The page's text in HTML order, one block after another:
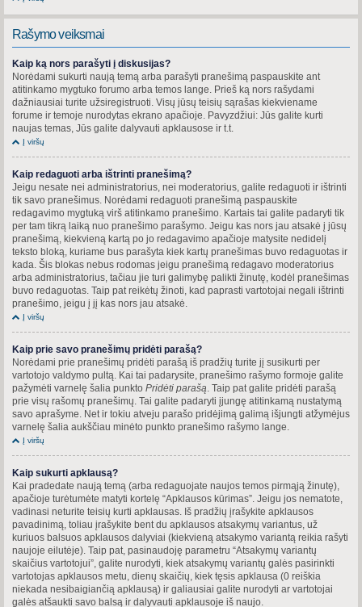
Rašymo veiksmai
Kaip ką nors parašyti į diskusijas?
Norėdami sukurti naują temą arba parašyti pranešimą paspauskite ant
atitinkamo mygtuko forumo arba temos lange. Prieš ką nors rašydami
dažniausiai turite užsiregistruoti. Visų jūsų teisių sąrašas kiekviename
forume ir temoje nurodytas ekrano apačioje. Pavyzdžiui: Jūs galite kurti
naujas temas, Jūs galite dalyvauti apklausose ir t.t.
Į viršų
Kaip redaguoti arba ištrinti pranešimą?
Jeigu nesate nei administratorius, nei moderatorius, galite redaguoti ir ištrinti
tik savo pranešimus. Norėdami redaguoti pranešimą paspauskite
redagavimo mygtuką virš atitinkamo pranešimo. Kartais tai galite padaryti tik
per tam tikrą laiką nuo pranešimo parašymo. Jeigu kas nors jau atsakė į jūsų
pranešimą, kiekvieną kartą po jo redagavimo apačioje matysite nedidelį
teksto bloką, kuriame bus parašyta kiek kartų pranešimas buvo redaguotas ir
kada. Šis blokas nebus rodomas jeigu pranešimą redagavo moderatorius
arba administratorius, tačiau jie turi galimybę palikti žinutę, kodėl pranešimas
buvo redaguotas. Taip pat reikėtų žinoti, kad paprasti vartotojai negali ištrinti
pranešimo, jeigu į jį kas nors jau atsakė.
Į viršų
Kaip prie savo pranešimų pridėti parašą?
Norėdami prie pranešimų pridėti parašą iš pradžių turite jį susikurti per
vartotojo valdymo pultą. Kai tai padarysite, pranešimo rašymo formoje galite
pažymėti varnelę šalia punkto Pridėti parašą . Taip pat galite pridėti parašą
prie visų rašomų pranešimų. Tai galite padaryti įjungę atitinkamą nustatymą
savo aprašyme. Net ir tokiu atveju parašo pridėjimą galimą išjungti atžymėjus
varnelę šalia aukščiau minėto punkto pranešimo rašymo lange.
Į viršų
Kaip sukurti apklausą?
Kai pradedate naują temą (arba redaguojate naujos temos pirmąją žinutę),
apačioje turėtumėte matyti kortelę “Apklausos kūrimas”. Jeigu jos nematote,
vadinasi neturite teisių kurti apklausas. Iš pradžių įrašykite apklausos
pavadinimą, toliau įrašykite bent du apklausos atsakymų variantus, už
kuriuos balsuos apklausos dalyviai (kiekvieną atsakymo variantą reikia rašyti
naujoje eilutėje). Taip pat, pasinaudoję parametru “Atsakymų variantų
skaičius vartotojui”, galite nurodyti, kiek atsakymų variantų galės pasirinkti
vartotojas apklausos metu, dienų skaičių, kiek tęsis apklausa (0 reiškia
niekada nesibaigiančią apklausą) ir galiausiai galite nurodyti ar vartotojai
galės atšaukti savo balsą ir dalyvauti apklausoje iš naujo.